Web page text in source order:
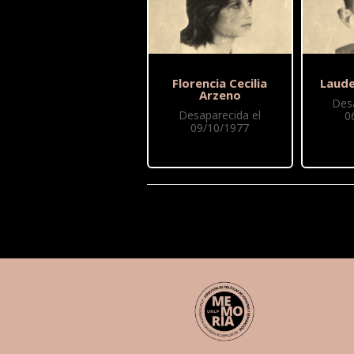
Florencia Cecilia
Arzeno
Desaparecida el
09/10/1977